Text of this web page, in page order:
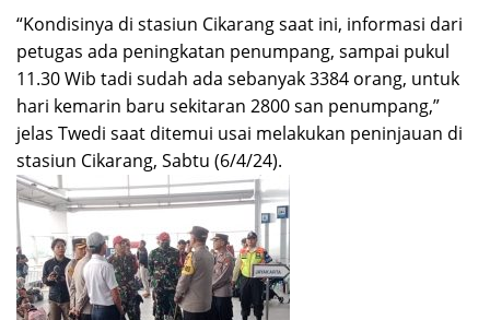
“Kondisinya di stasiun Cikarang saat ini, informasi dari
petugas ada peningkatan penumpang, sampai pukul
11.30 Wib tadi sudah ada sebanyak 3384 orang, untuk
hari kemarin baru sekitaran 2800 san penumpang,”
jelas Twedi saat ditemui usai melakukan peninjauan di
stasiun Cikarang, Sabtu (6/4/24).